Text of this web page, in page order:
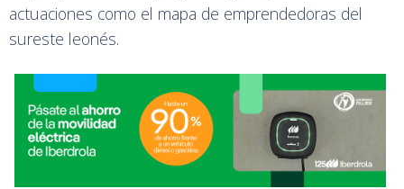
actuaciones como el mapa de emprendedoras del
sureste leonés.